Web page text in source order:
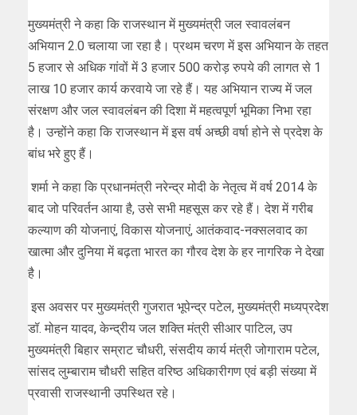
मुख्यमंत्री ने कहा कि राजस्थान में मुख्यमंत्री जल स्वावलंबन
अभियान 2.0 चलाया जा रहा है। प्रथम चरण में इस अभियान के तहत
5 हजार से अधिक गांवों में 3 हजार 500 करोड़ रुपये की लागत से 1
लाख 10 हजार कार्य करवाये जा रहे हैं। यह अभियान राज्य में जल
संरक्षण और जल स्वावलंबन की दिशा में महत्वपूर्ण भूमिका निभा रहा
है। उन्होंने कहा कि राजस्थान में इस वर्ष अच्छी वर्षा होने से प्रदेश के
बांध भरे हुए हैं।
शर्मा ने कहा कि प्रधानमंत्री नरेन्द्र मोदी के नेतृत्व में वर्ष 2014 के
बाद जो परिवर्तन आया है, उसे सभी महसूस कर रहे हैं। देश में गरीब
कल्याण की योजनाएं, विकास योजनाएं, आतंकवाद-नक्सलवाद का
खात्मा और दुनिया में बढ़ता भारत का गौरव देश के हर नागरिक ने देखा
है।
इस अवसर पर मुख्यमंत्री गुजरात भूपेन्द्र पटेल, मुख्यमंत्री मध्यप्रदेश
डॉ. मोहन यादव, केन्द्रीय जल शक्ति मंत्री सीआर पाटिल, उप
मुख्यमंत्री बिहार सम्राट चौधरी, संसदीय कार्य मंत्री जोगाराम पटेल,
सांसद लुम्बाराम चौधरी सहित वरिष्ठ अधिकारीगण एवं बड़ी संख्या में
प्रवासी राजस्थानी उपस्थित रहे।